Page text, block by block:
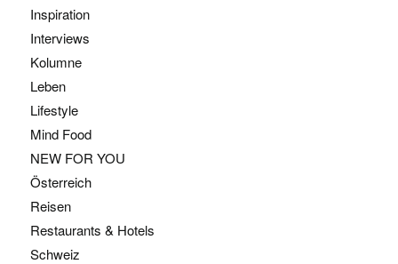
Inspiration
Interviews
Kolumne
Leben
Lifestyle
Mind Food
NEW FOR YOU
Österreich
Reisen
Restaurants & Hotels
Schweiz